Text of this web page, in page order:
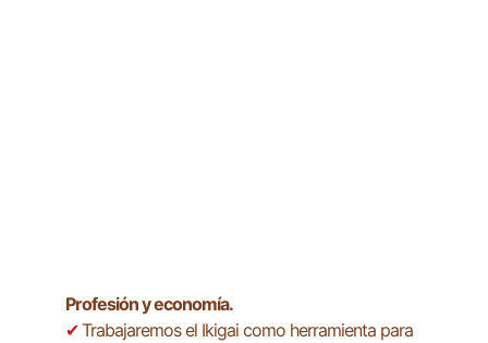
Profesión y economía.
✔ Trabajaremos el Ikigai como herramienta para